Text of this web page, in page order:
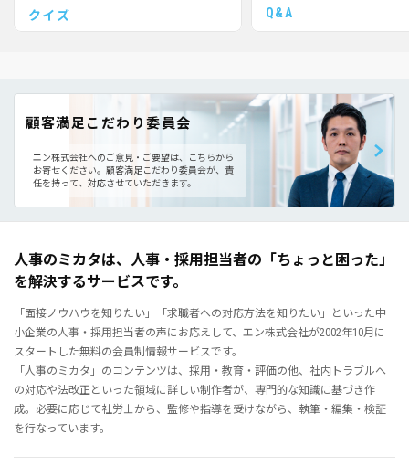
クイズ
応で懸念すべき点は
Q&A
顧客満足こだわり委員会
エン株式会社へのご意見・ご要望は、こちらから
お寄せください。 顧客満足こだわり委員会が、責
任を持って、対応させていただきます。
人事のミカタは、人事・採用担当者の「ちょっと困った」
を解決するサービスです。
「面接ノウハウを知りたい」「求職者への対応方法を知りたい」といった中
小企業の人事・採用担当者の声にお応えして、エン株式会社が2002年10月に
スタートした無料の会員制情報サービスです。
「人事のミカタ」のコンテンツは、採用・教育・評価の他、社内トラブルへ
の対応や法改正といった領域に詳しい制作者が、専門的な知識に基づき作
成。必要に応じて社労士から、監修や指導を受けながら、執筆・編集・検証
を行なっています。